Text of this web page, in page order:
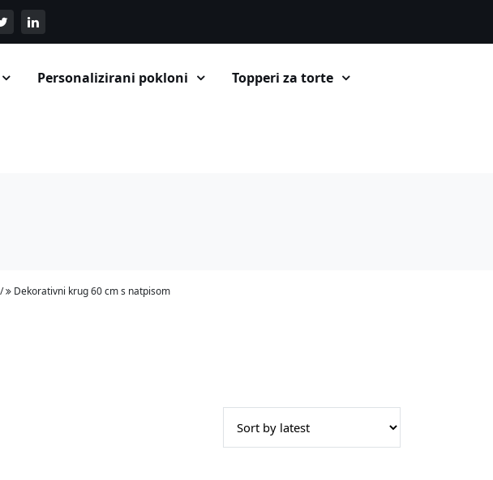
Personalizirani pokloni
Topperi za torte
Dekorativni krug 60 cm s natpisom